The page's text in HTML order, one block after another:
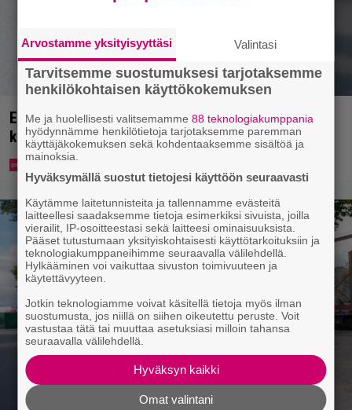
Ekaluokkalaisille jaetaan ilmainen kotiavain –
katso, mistä sen voi hakea
Arvostamme yksityisyyttäsi Valintasi
Tarvitsemme suostumuksesi tarjotaksemme
henkilökohtaisen käyttökokemuksen
Me ja huolellisesti valitsemamme88 teknologiakumppania
hyödynnämme henkilötietoja tarjotaksemme paremman
käyttäjäkokemuksen sekä kohdentaaksemme sisältöä ja
mainoksia.
Hyväksymällä suostut tietojesi käyttöön seuraavasti
Käytämme laitetunnisteita ja tallennamme evästeitä
laitteellesi saadaksemme tietoja esimerkiksi sivuista, joilla
vierailit, IP-osoitteestasi sekä laitteesi ominaisuuksista.
Pääset tutustumaan yksityiskohtaisesti käyttötarkoituksiin ja
teknologiakumppaneihimme seuraavalla välilehdellä.
Hylkääminen voi vaikuttaa sivuston toimivuuteen ja
käytettävyyteen.
Jotkin teknologiamme voivat käsitellä tietoja myös ilman
suostumusta, jos niillä on siihen oikeutettu peruste. Voit
vastustaa tätä tai muuttaa asetuksiasi milloin tahansa
seuraavalla välilehdellä.
Hyväksyn kaikki
Omat valintani